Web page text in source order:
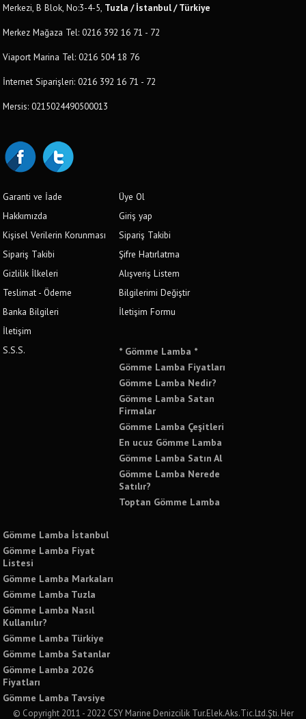
Merkezi, B Blok, No:3-4-5, Tuzla / İstanbul / Türkiye
Merkez Mağaza Tel: 0216 392 16 71 - 72
Viaport Marina Tel: 0216 504 18 76
İnternet Siparişleri: 0216 392 16 71 - 72
Mersis: 0215024490500013
Garanti ve İade
Hakkımızda
Kişisel Verilerin Korunması
Sipariş Takibi
Gizlilik İlkeleri
Teslimat - Ödeme
Banka Bilgileri
İletişim
S.S.S.
Üye Ol
Giriş yap
Sipariş Takibi
Şifre Hatırlatma
Alışveriş Listem
Bilgilerimi Değiştir
İletişim Formu
* Gömme Lamba *
Gömme Lamba Fiyatları
Gömme Lamba Nedir?
Gömme Lamba Satan
Firmalar
Gömme Lamba Çeşitleri
En ucuz Gömme Lamba
Gömme Lamba Satın Al
Gömme Lamba Nerede
Satılır?
Toptan Gömme Lamba
Gömme Lamba İstanbul
Gömme Lamba Fiyat
Listesi
Gömme Lamba Markaları
Gömme Lamba Tuzla
Gömme Lamba Nasıl
Kullanılır?
Gömme Lamba Türkiye
Gömme Lamba Satanlar
Gömme Lamba 2026
Fiyatları
Gömme Lamba Tavsiye
© Copyright 2011 - 2022 CSY Marine Denizcilik Tur.Elek.Aks.Tic.Ltd.Şti. Her